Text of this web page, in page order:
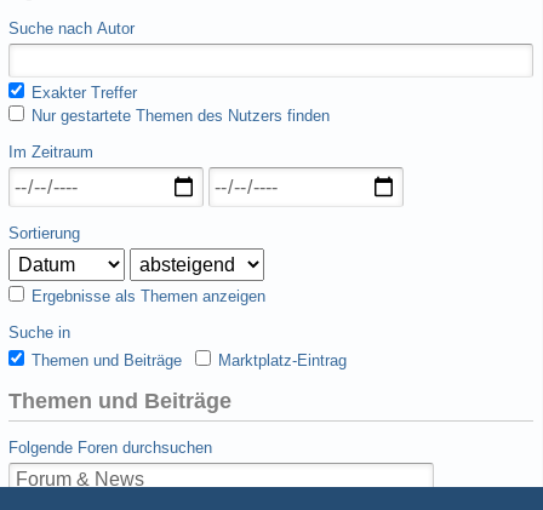
Suche nach Autor
Exakter Treffer
Nur gestartete Themen des Nutzers finden
Im Zeitraum
Sortierung
Ergebnisse als Themen anzeigen
Suche in
Themen und Beiträge
Marktplatz-Eintrag
Themen und Beiträge
Folgende Foren durchsuchen